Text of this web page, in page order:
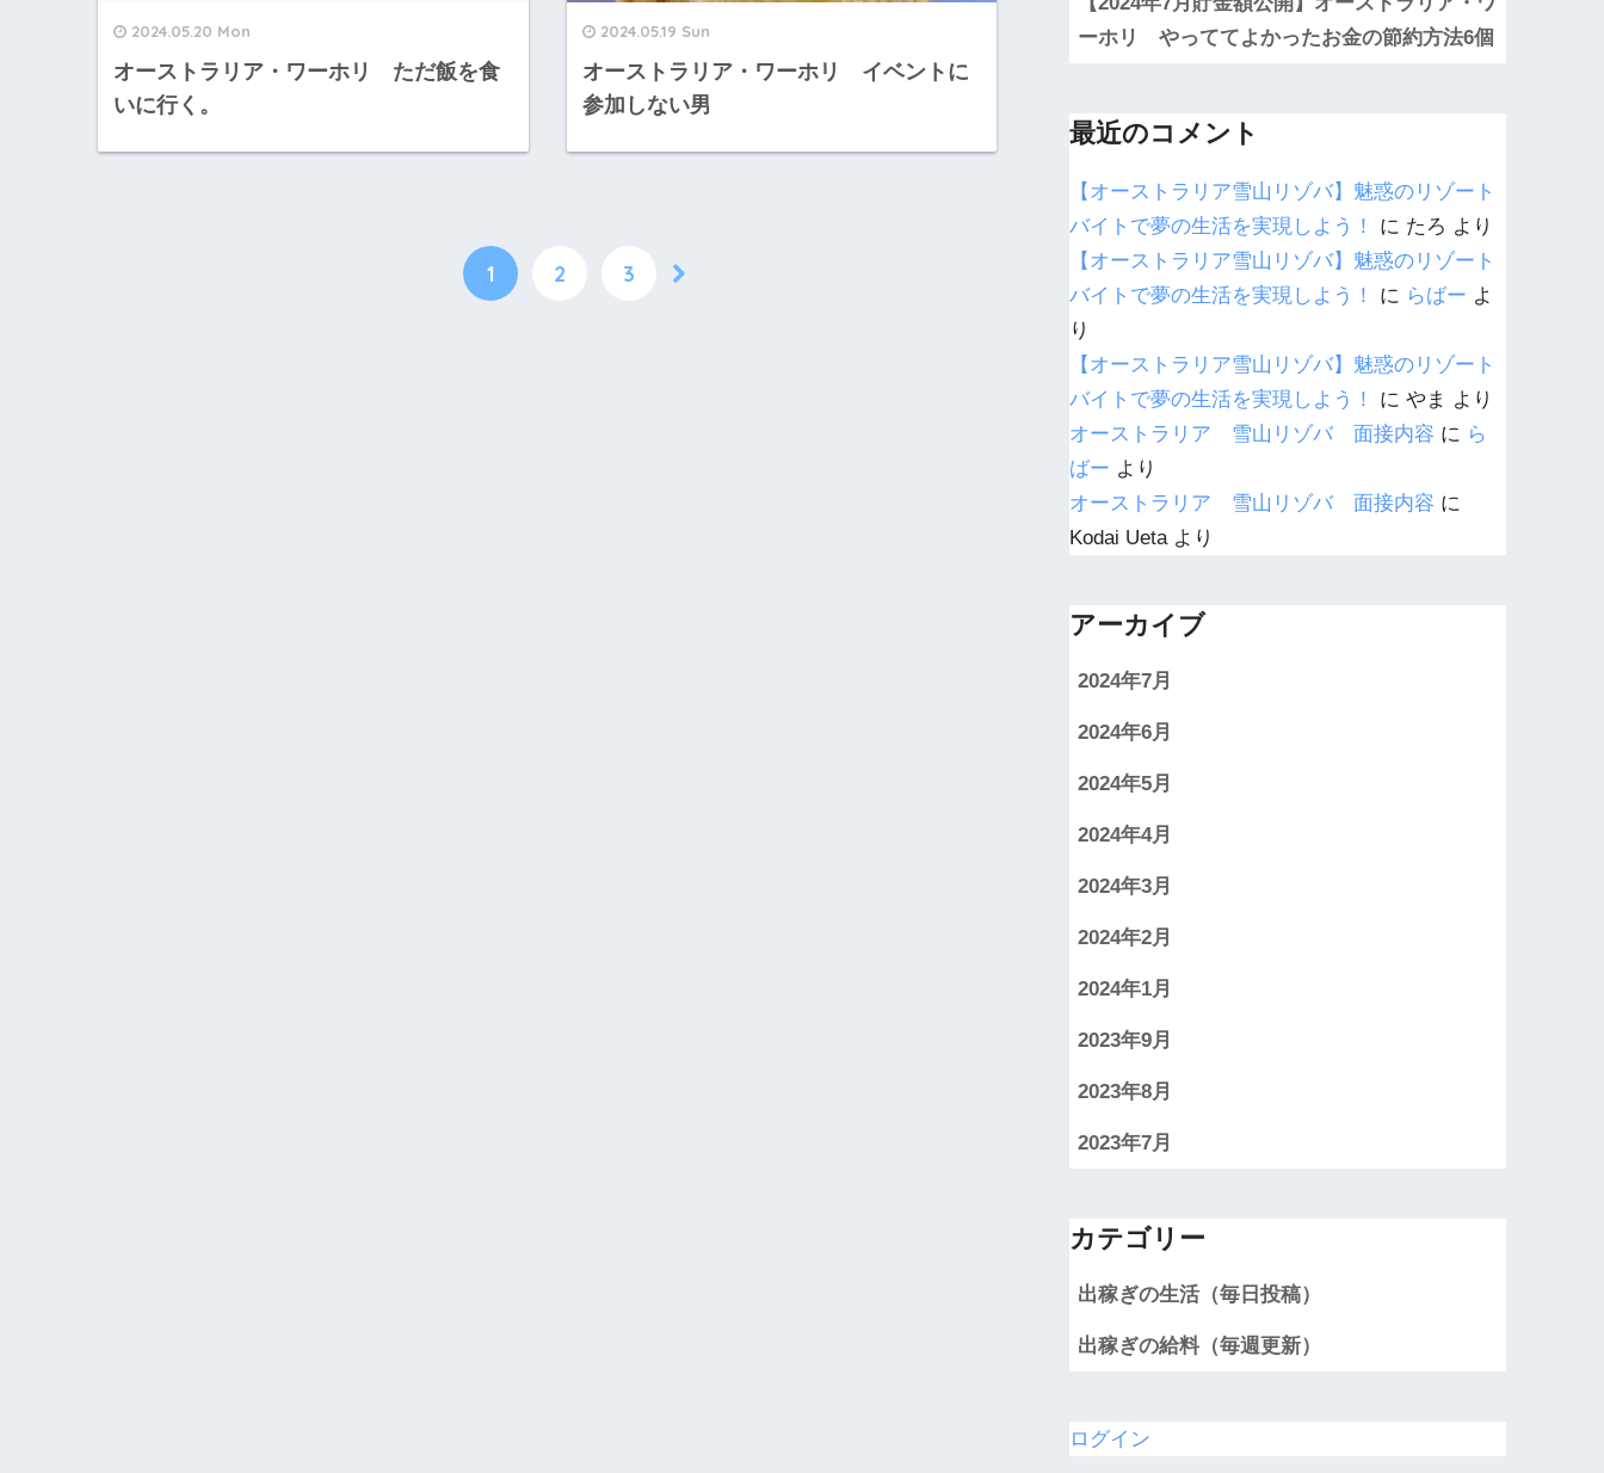
2024.05.20 Mon
オーストラリア・ワーホリ ただ飯を食
いに行く。
2024.05.19 Sun
オーストラリア・ワーホリ イベントに
参加しない男
1 2 3
ーホリ やっててよかったお金の節約方法6個
最近のコメント
【オーストラリア雪山リゾバ】魅惑のリゾート
バイトで夢の生活を実現しよう！
に たろ より
【オーストラリア雪山リゾバ】魅惑のリゾート
バイトで夢の生活を実現しよう！
に らばー よ
り
【オーストラリア雪山リゾバ】魅惑のリゾート
バイトで夢の生活を実現しよう！
にやま より
オーストラリア 雪山リゾバ 面接内容 に ら
ばー より
オーストラリア 雪山リゾバ 面接内容 に
Kodai Uetaより
アーカイブ
2024年7月
2024年6月
2024年5月
2024年4月
2024年3月
2024年2月
2024年1月
2023年9月
2023年8月
2023年7月
カテゴリー
出稼ぎの生活（毎日投稿）
出稼ぎの給料（毎週更新）
ログイン